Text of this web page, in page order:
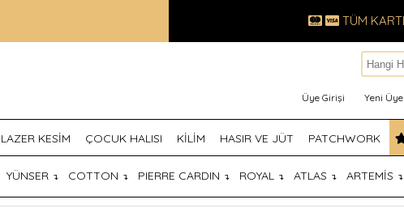
TÜM
Üye Girişi Yeni Üye
LAZER KESİM ÇOCUK HALISI KİLİM HASIR VE JÜT PATCHWORK
YÜNSER ↴ COTTON ↴ PIERRE CARDIN ↴ ROYAL ↴ ATLAS ↴ ARTEMİS ↴